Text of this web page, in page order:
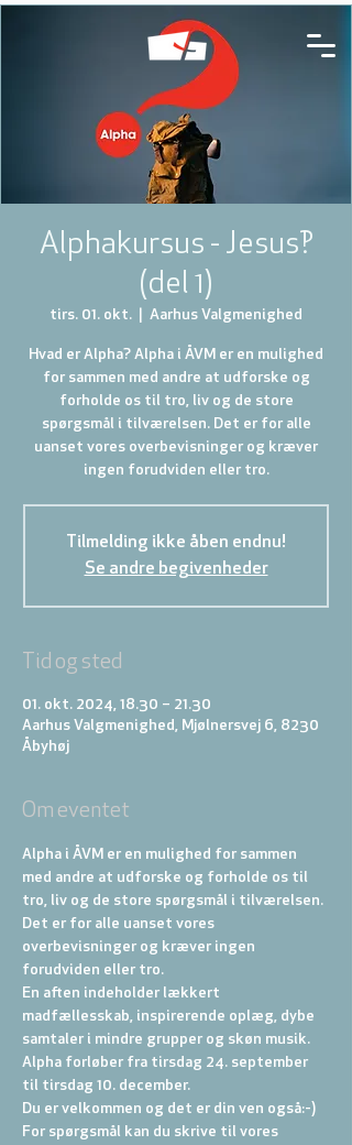
Alphakursus - Jesus!?
(del 1)
tirs. 01. okt. Aarhus Valgmenighed
Hvad er Alpha? Alpha i ÅVM er en mulighed
for sammen med andre at udforske og
forholde os til tro, liv og de store
spørgsmål i tilværelsen. Det er for alle
uanset vores overbevisninger og kræver
ingen forudviden eller tro.
Tilmelding ikke åben endnu!
Se andre begivenheder
Tid og sted
01. okt. 2024, 18.30 – 21.30
Aarhus Valgmenighed, Mjølnersvej 6, 8230
Åbyhøj
Om eventet
Alpha i ÅVM er en mulighed for sammen
med andre at udforske og forholde os til
tro, liv og de store spørgsmål i tilværelsen.
Det er for alle uanset vores
overbevisninger og kræver ingen
forudviden eller tro.
En aften indeholder lækkert
madfællesskab, inspirerende oplæg, dybe
samtaler i mindre grupper og skøn musik.
Alpha forløber fra tirsdag 24. september
til tirsdag 10. december.
Du er velkommen og det er din ven også:-)
For spørgsmål kan du skrive til vores